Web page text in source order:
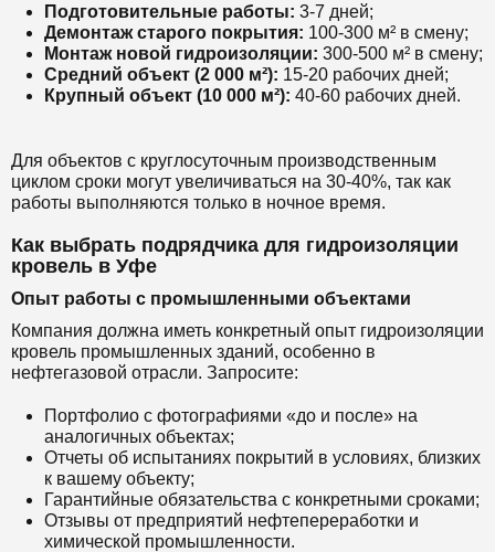
Подготовительные работы: 3-7 дней;
Демонтаж старого покрытия: 100-300 м² в смену;
Монтаж новой гидроизоляции: 300-500 м² в смену;
Средний объект (2 000 м²): 15-20 рабочих дней;
Крупный объект (10 000 м²): 40-60 рабочих дней.
Для объектов с круглосуточным производственным
циклом сроки могут увеличиваться на 30-40%, так как
работы выполняются только в ночное время.
Как выбрать подрядчика для гидроизоляции
кровель в Уфе
Опыт работы с промышленными объектами
Компания должна иметь конкретный опыт гидроизоляции
кровель промышленных зданий, особенно в
нефтегазовой отрасли. Запросите:
Портфолио с фотографиями «до и после» на
аналогичных объектах;
Отчеты об испытаниях покрытий в условиях, близких
к вашему объекту;
Гарантийные обязательства с конкретными сроками;
Отзывы от предприятий нефтепереработки и
химической промышленности.